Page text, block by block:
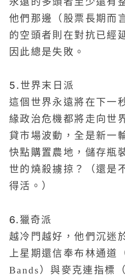
他們那邊（股票長期而
的空頭者則在對抗已經
因此總是失敗。
5.世界末日派
這個世界永遠將在下一
緣政治危機都將走向世
貸市場波動，全是新
快點購置農地，儲存瓶
世的燒殺擄掠？（還是
得活。）
6.獵奇派
越冷門越好，他們沉迷
上星期還信奉布林通
Bands）與麥克連指標